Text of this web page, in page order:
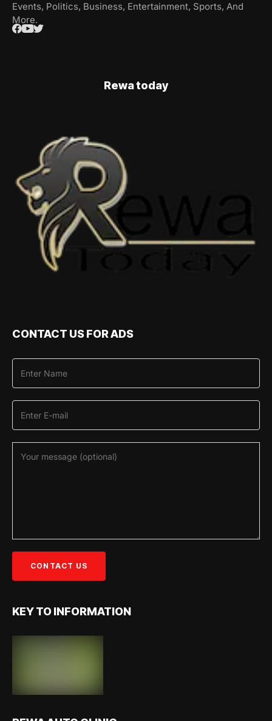
Events, Politics, Business, Entertainment, Sports, And
More.
Rewa today
CONTACT US FOR ADS
KEY TO INFORMATION